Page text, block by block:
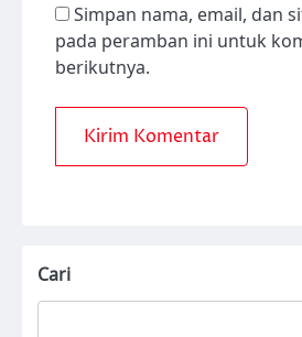
Simpan nama, email, dan
pada peramban ini untuk
berikutnya.
Cari